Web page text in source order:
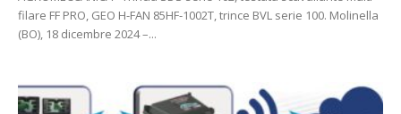
filare FF PRO, GEO H-FAN 85HF-1002T, trince BVL serie 100. Molinella
(BO), 18 dicembre 2024 –...